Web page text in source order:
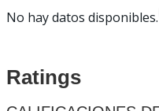
No hay datos disponibles.
Ratings